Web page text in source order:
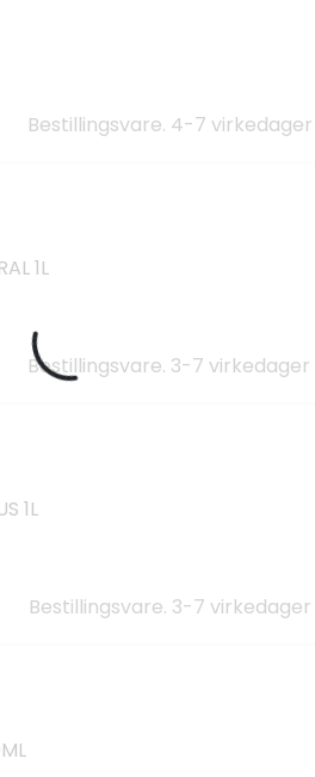
Bestillingsvare. 4-7 virkedager
1L
Bestillingsvare. 3-7 virkedager
1L
Bestillingsvare. 3-7 virkedager